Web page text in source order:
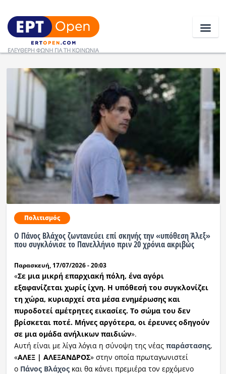
Ειδήσεις
Ελλάδα
Πολιτική
Οικονομία
Κόσμος
Ραδιόφωνο
Εκπομπές
Πολιτισμός
Πολιτισμός
Ο Πάνος Βλάχος ζωντανεύει επί σκηνής την «υπόθεση Άλεξ»
που συγκλόνισε το Πανελλήνιο πριν 20 χρόνια ακριβώς
Παρασκευή, 17/07/2026 - 20:03
«Σε μια μικρή επαρχιακή πόλη, ένα αγόρι
εξαφανίζεται χωρίς ίχνη. Η υπόθεσή του συγκλονίζει
τη χώρα, κυριαρχεί στα μέσα ενημέρωσης και
πυροδοτεί αμέτρητες εικασίες. Το σώμα του δεν
βρίσκεται ποτέ. Μήνες αργότερα, οι έρευνες οδηγούν
σε μια ομάδα ανήλικων παιδιών».
Αυτή είναι με λίγα λόγια η σύνοψη της νέαςπαράστασης,
«ΑΛΕΞ | ΑΛΕΞΑΝΔΡΟΣ» στην οποία πρωταγωνιστεί
ο Πάνος Βλάχοςκαι θα κάνει πρεμιέρα τον ερχόμενο